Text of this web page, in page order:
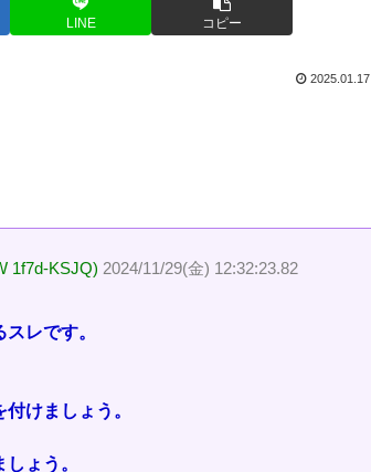
LINE コピー
2025.01.17
1f7d-KSJQ) 2024/11/29(金) 12:32:23.82
レです。
けましょう。
ょう。